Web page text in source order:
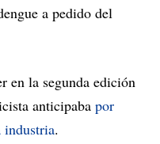
a pedido del
en la segunda edición
anticipaba por
industria.